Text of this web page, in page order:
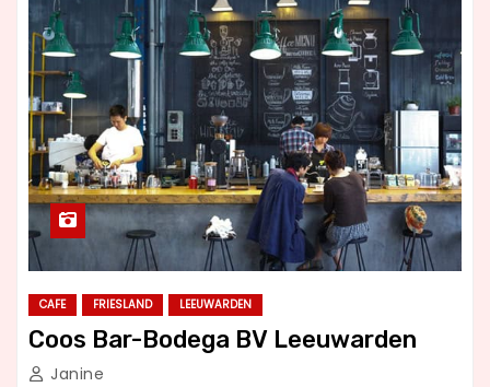
CAFE FRIESLAND LEEUWARDEN
Coos Bar-Bodega BV Leeuwarden
Janine